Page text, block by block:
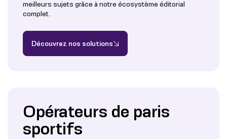
meilleurs sujets grâce à notre écosystème éditorial
complet.
Découvrez nos solutions
Opérateurs de paris
sportifs